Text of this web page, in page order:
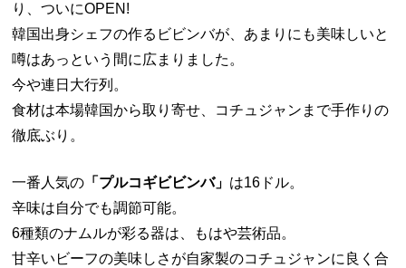
り、ついにOPEN!
韓国出身シェフの作るビビンバが、あまりにも美味しいと
噂はあっという間に広まりました。
今や連日大行列。
食材は本場韓国から取り寄せ、コチュジャンまで手作りの
徹底ぶり。
一番人気の 「プルコギビビンバ」 は16ドル。
辛味は自分でも調節可能。
6種類のナムルが彩る器は、もはや芸術品。
甘辛いビーフの美味しさが自家製のコチュジャンに良く合